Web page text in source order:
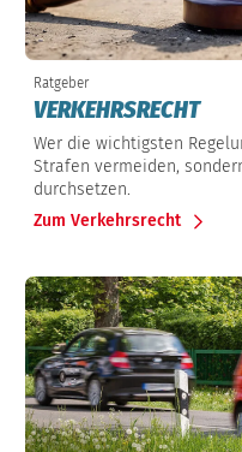
Ratgeber
VERKEHRSRECHT
Wer die wichtigsten
Strafen vermeiden,
durchsetzen.
Zum Verkehrsrecht